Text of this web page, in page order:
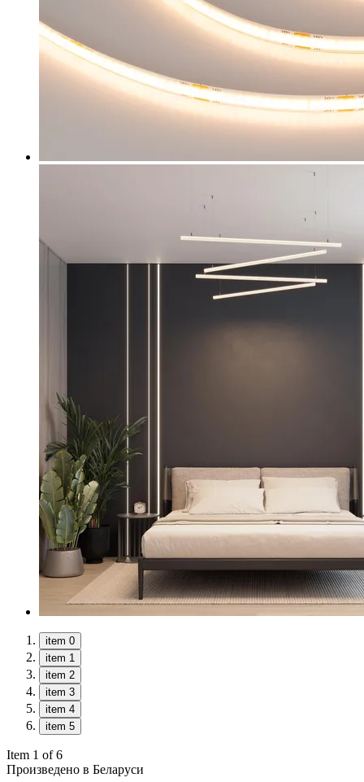
item 0
item 1
item 2
item 3
item 4
item 5
Item 1 of 6
Произведено в Беларуси